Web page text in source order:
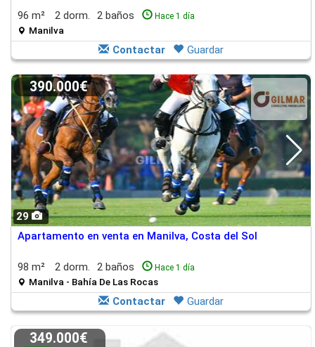
96 m² 2 dorm. 2 baños Hace 1 día
Manilva
Contactar Guardar
29
390.000€
Apartamento en venta en Manilva, Costa del Sol
98 m² 2 dorm. 2 baños Hace 1 día
Manilva - Bahía De Las Rocas
Contactar Guardar
349.000€